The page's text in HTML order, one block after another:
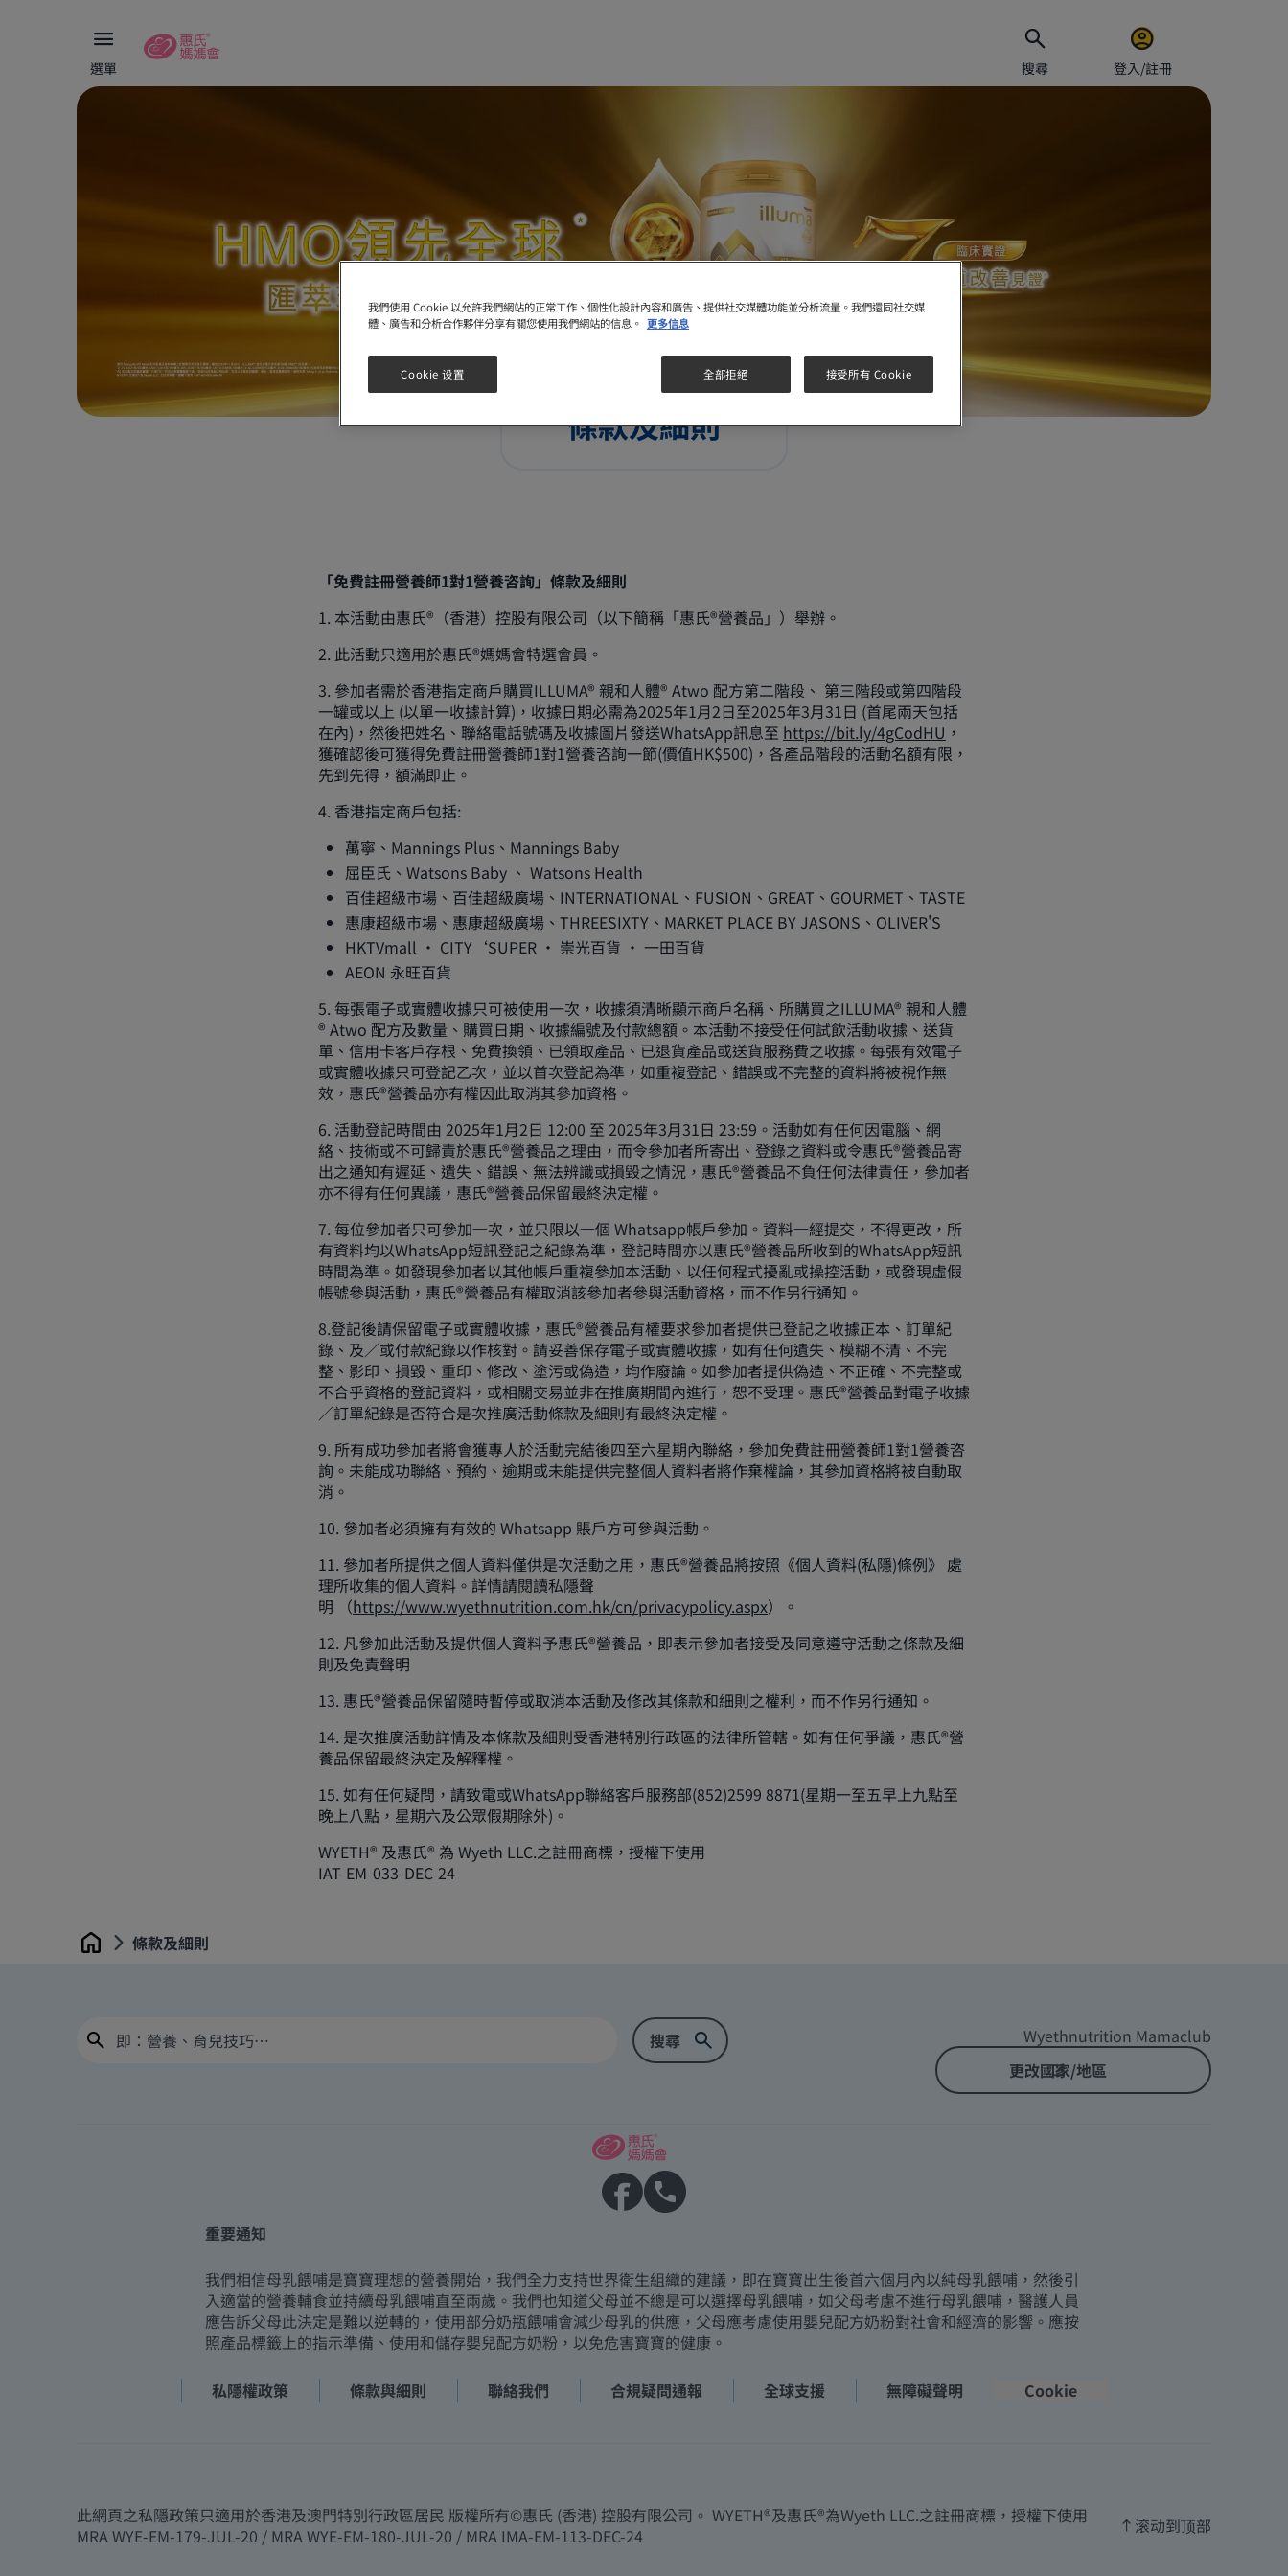
選單 搜尋 登入/註冊
條款及細則
「免費註冊營養師1對1營養咨詢」條款及細則
1. 本活動由惠氏®（香港）控股有限公司（以下簡稱「惠氏®營養品」）舉辦。
2. 此活動只適用於惠氏®媽媽會特選會員。
3. 參加者需於香港指定商戶購買ILLUMA® 親和人體® Atwo 配方第二階段、 第三階段或第四階段
一罐或以上 (以單一收據計算)，收據日期必需為2025年1月2日至2025年3月31日 (首尾兩天包括
在內)，然後把姓名、聯絡電話號碼及收據圖片發送WhatsApp訊息至 https://bit.ly/4gCodHU ，
獲確認後可獲得免費註冊營養師1對1營養咨詢一節(價值HK$500)，各產品階段的活動名額有限，
先到先得，額滿即止。
4. 香港指定商戶包括:
萬寧、Mannings Plus、Mannings Baby
屈臣氏、Watsons Baby 、 Watsons Health
百佳超級市場、百佳超級廣場、INTERNATIONAL、FUSION、GREAT、GOURMET、TASTE
惠康超級市場、惠康超級廣場、THREESIXTY、MARKET PLACE BY JASONS、OLIVER'S
HKTVmall • CITY‘SUPER • 崇光百貨 • 一田百貨
AEON 永旺百貨
5. 每張電子或實體收據只可被使用一次，收據須清晰顯示商戶名稱、所購買之ILLUMA® 親和人體
® Atwo 配方及數量、購買日期、收據編號及付款總額。本活動不接受任何試飲活動收據、送貨
單、信用卡客戶存根、免費換領、已領取產品、已退貨產品或送貨服務費之收據。每張有效電子
或實體收據只可登記乙次，並以首次登記為準，如重複登記、錯誤或不完整的資料將被視作無
效，惠氏®營養品亦有權因此取消其參加資格。
6. 活動登記時間由 2025年1月2日 12:00 至 2025年3月31日 23:59。活動如有任何因電腦、網
絡、技術或不可歸責於惠氏®營養品之理由，而令參加者所寄出、登錄之資料或令惠氏®營養品寄
出之通知有遲延、遺失、錯誤、無法辨識或損毀之情況，惠氏®營養品不負任何法律責任，參加者
亦不得有任何異議，惠氏®營養品保留最終決定權。
7. 每位參加者只可參加一次，並只限以一個 Whatsapp帳戶參加。資料一經提交，不得更改，所
有資料均以WhatsApp短訊登記之紀錄為準，登記時間亦以惠氏®營養品所收到的WhatsApp短訊
時間為準。如發現參加者以其他帳戶重複參加本活動、以任何程式擾亂或操控活動，或發現虛假
帳號參與活動，惠氏®營養品有權取消該參加者參與活動資格，而不作另行通知。
8.登記後請保留電子或實體收據，惠氏®營養品有權要求參加者提供已登記之收據正本、訂單紀
錄、及／或付款紀錄以作核對。請妥善保存電子或實體收據，如有任何遺失、模糊不清、不完
整、影印、損毀、重印、修改、塗污或偽造，均作廢論。如參加者提供偽造、不正確、不完整或
不合乎資格的登記資料，或相關交易並非在推廣期間內進行，恕不受理。惠氏®營養品對電子收據
／訂單紀錄是否符合是次推廣活動條款及細則有最終決定權。
9. 所有成功參加者將會獲專人於活動完結後四至六星期內聯絡，參加免費註冊營養師1對1營養咨
詢。未能成功聯絡、預約、逾期或未能提供完整個人資料者將作棄權論，其參加資格將被自動取
消。
10. 參加者必須擁有有效的 Whatsapp 賬戶方可參與活動。
11. 參加者所提供之個人資料僅供是次活動之用，惠氏®營養品將按照《個人資料(私隱)條例》 處
理所收集的個人資料。詳情請閱讀私隱聲
明 （https://www.wyethnutrition.com.hk/cn/privacypolicy.aspx）。
12. 凡參加此活動及提供個人資料予惠氏®營養品，即表⽰參加者接受及同意遵守活動之條款及細
則及免責聲明
13. 惠氏®營養品保留隨時暫停或取消本活動及修改其條款和細則之權利，而不作另行通知。
14. 是次推廣活動詳情及本條款及細則受香港特別行政區的法律所管轄。如有任何爭議，惠氏®營
養品保留最終決定及解釋權。
15. 如有任何疑問，請致電或WhatsApp聯絡客戶服務部(852)2599 8871(星期一至五早上九點至
晚上八點，星期六及公眾假期除外)。
WYETH® 及惠氏® 為 Wyeth LLC.之註冊商標，授權下使用
IAT-EM-033-DEC-24
Home 條款及細則
Wyethnutrition Mamaclub
更改國家/地區
重要通知
我們相信母乳餵哺是寶寶理想的營養開始，我們全力支持世界衛生組織的建議，即在寶寶出生後首六個月內以純母乳餵哺，然後引
入適當的營養輔食並持續母乳餵哺直至兩歲。我們也知道父母並不總是可以選擇母乳餵哺，如父母考慮不進行母乳餵哺，醫護人員
應告訴父母此決定是難以逆轉的，使用部分奶瓶餵哺會減少母乳的供應，父母應考慮使用嬰兒配方奶粉對社會和經濟的影響。應按
照產品標籤上的指示準備、使用和儲存嬰兒配方奶粉，以免危害寶寶的健康。
私隱權政策 條款與細則 聯絡我們 合規疑問通報 全球支援 無障礙聲明 Cookie
此網頁之私隱政策只適用於香港及澳門特別行政區居民 版權所有©惠氏 (香港) 控股有限公司。 WYETH®及惠氏®為Wyeth LLC.之註冊商標，授權下使用
MRA WYE-EM-179-JUL-20 / MRA WYE-EM-180-JUL-20 / MRA IMA-EM-113-DEC-24
滚动到顶部
我們使用 Cookie 以允許我們網站的正常工作、個性化設計內容和廣告、提供社交媒體功能並分析流量。我們還同社交媒
體、廣告和分析合作夥伴分享有關您使用我們網站的信息。 更多信息
全部拒絕 接受所有 Cookie
Cookie 设置